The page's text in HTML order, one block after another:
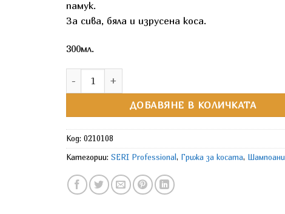
памук.
За сива, бяла и изрусена коса.
300мл.
ДОБАВЯНЕ В КОЛИЧКАТА
Код: 0210108
Категории: SERI Professional , Грижа за косата, Шампоани